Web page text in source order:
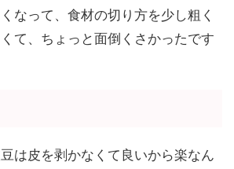
なって、食材の切り方を少し粗く
て、ちょっと面倒くさかったです
は皮を剥かなくて良いから楽なん